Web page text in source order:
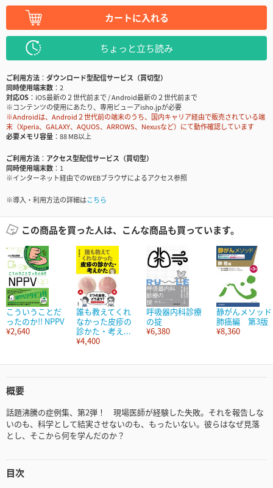
カートに入れる
ちょっと立ち読み
ご利用方法
ダウンロード型配信サービス（買切型）
同時使用端末数
2
対応OS
iOS最新の２世代前まで / Android最新の２世代前まで
※コンテンツの使用にあたり、専用ビューアisho.jpが必要
※Androidは、Android２世代前の端末のうち、国内キャリア経由で販売されている端
末（Xperia、GALAXY、AQUOS、ARROWS、Nexusなど）にて動作確認しています
必要メモリ容量
88 MB以上
ご利用方法
アクセス型配信サービス（買切型）
同時使用端末数
1
※インターネット経由でのWEBブラウザによるアクセス参照
※導入・利用方法の詳細はこちら
この商品を買った人は、こんな商品も買っています。
こういうことだ
ったのか!! NPPV
¥2,640
誰も教えてくれ
なかった皮疹の
診かた・考え...
¥4,400
呼吸器内科診療
の掟
¥6,380
静がんメソッド
肺癌編 第3版
¥8,360
概要
話題沸騰の症例集、第2弾！ 現場医師が経験した失敗。それを報告しな
いのも、科学として結実させないのも、もったいない。彼らはなぜ見落
とし、そこから何を学んだのか？
目次